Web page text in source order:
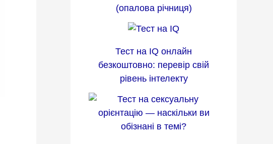
(опалова річниця)
Тест на IQ онлайн
безкоштовно: перевір свій
рівень інтелекту